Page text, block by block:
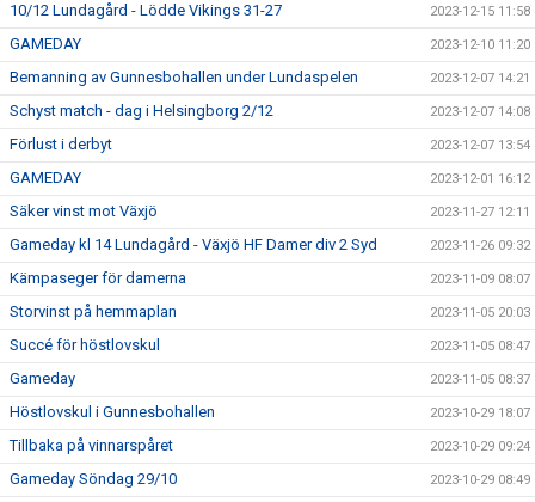
10/12 Lundagård - Lödde Vikings 31-27 2023-12-15 11:58
GAMEDAY 2023-12-10 11:20
Bemanning av Gunnesbohallen under Lundaspelen 2023-12-07 14:21
Schyst match - dag i Helsingborg 2/12 2023-12-07 14:08
Förlust i derbyt 2023-12-07 13:54
GAMEDAY 2023-12-01 16:12
Säker vinst mot Växjö 2023-11-27 12:11
Gameday kl 14 Lundagård - Växjö HF Damer div 2 Syd 2023-11-26 09:32
Kämpaseger för damerna 2023-11-09 08:07
Storvinst på hemmaplan 2023-11-05 20:03
Succé för höstlovskul 2023-11-05 08:47
Gameday 2023-11-05 08:37
Höstlovskul i Gunnesbohallen 2023-10-29 18:07
Tillbaka på vinnarspåret 2023-10-29 09:24
Gameday Söndag 29/10 2023-10-29 08:49